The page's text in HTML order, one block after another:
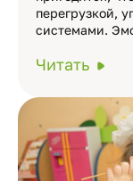
перегрузкой,
системами.
Читать